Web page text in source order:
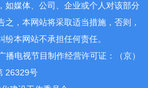
如媒体、公司、企业或个人对该部分
，本网站将采取适当措施，否则，
本网站不承担任何责任。
播电视节目制作经营许可证：（京）
26329号